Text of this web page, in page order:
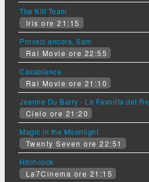
The Kill Team
Iris ore 21:15
Provaci ancora, Sam
Rai Movie ore 22:55
Casablanca
Rai Movie ore 21:10
Jeanne Du Barry - La Favorita del Re
Cielo ore 21:20
Magic in the Moonlight
Twenty Seven ore 22:51
Hitchcock
La7Cinema ore 21:15